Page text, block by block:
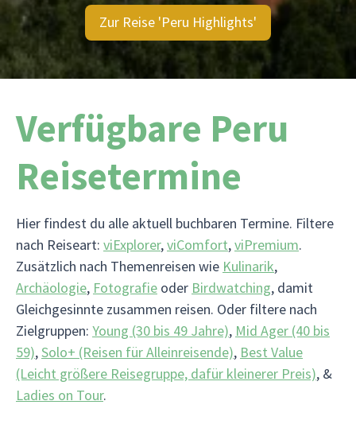
Zur Reise 'Peru Highlights'
Verfügbare Peru
Reisetermine
Hier findest du alle aktuell buchbaren Termine. Filtere
nach Reiseart: viExplorer,viComfort,viPremium.
Zusätzlich nach Themenreisen wie Kulinarik,
Archäologie, Fotografie oder Birdwatching, damit
Gleichgesinnte zusammen reisen. Oder filtere nach
Zielgruppen: Young (30 bis 49 Jahre), Mid Ager (40 bis
59),Solo+ (Reisen für Alleinreisende), Best Value
(Leicht größere Reisegruppe, dafür kleinerer Preis), &
Ladies on Tour.